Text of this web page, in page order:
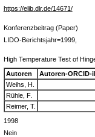
https://elib.dlr.de/14671/
Konferenzbeitrag (Paper)
LIDO-Berichtsjahr=1999,
High Temperature Test of
Autoren
Autoren-ORCID-
Weihs, H.
Rühle, F.
Reimer, T.
1998
Nein